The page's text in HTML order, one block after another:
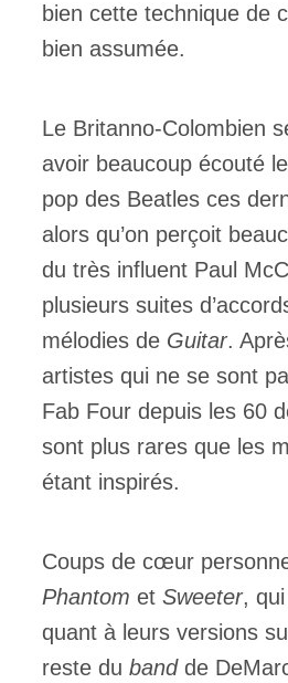
bien cette technique de
bien assumée.
Le Britanno-Colombien
avoir beaucoup écouté
pop des Beatles ces
alors qu’on perçoit
du très influent Paul
plusieurs suites
mélodies de Guitar.
artistes qui ne se sont
Fab Four depuis les 60
sont plus rares que les
étant inspirés.
Coups de cœur
Phantom et Sweeter, qui
quant à leurs versions
reste du band de